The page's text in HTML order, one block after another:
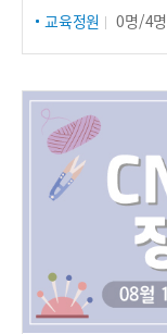
교육정원
0명/4명